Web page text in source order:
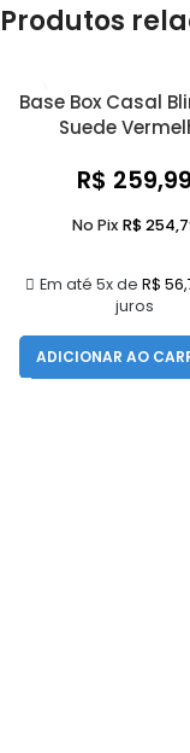
Produtos
Base Box Casal
Suede
R$ 259,99
Em até 5x de R$
juros
No Pix R$
ADICIONAR AO